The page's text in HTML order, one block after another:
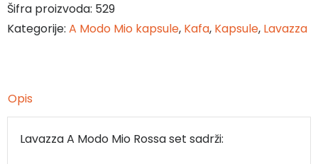
Šifra proizvoda: 529
Kategorije: A Modo Mio kapsule, Kafa, Kapsule, Lavazza
Opis
Lavazza A Modo Mio Rossa set sadrži: